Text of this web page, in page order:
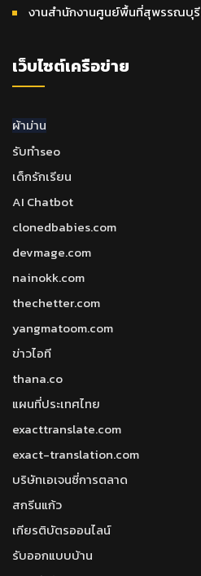
งานสำนักงานศูนย์พื้นที่สุพรรณบุรี
เว็บไซต์เครือข่าย
ผ้าม่าน
รับทำseo
เด็กรักเรียน
AI Chatbot
clonedbabies.com
devmage.com
nainokk.com
thechetter.com
yangmatoom.com
ข่าวไอที
thana.co
แผนที่ประเทศไทย
exacttranslate.com
exact-translation.com
บริษัทเอเจนซี่การตลาด
สกรีนแก้ว
เกียรติบัตรออนไลน์
รับออกแบบบ้าน